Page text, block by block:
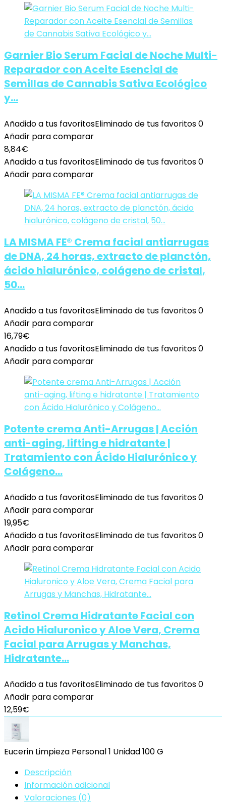
Garnier Bio Serum Facial de Noche Multi-
Reparador con Aceite Esencial de
Semillas de Cannabis Sativa Ecológico
y…
Añadido a tus favoritosEliminado de tus favoritos0
Añadir para comparar
8,84€
Añadido a tus favoritosEliminado de tus favoritos0
Añadir para comparar
LA MISMA FE® Crema facial antiarrugas
de DNA, 24 horas, extracto de planctón,
ácido hialurónico, colágeno de cristal,
50…
Añadido a tus favoritosEliminado de tus favoritos0
Añadir para comparar
16,79€
Añadido a tus favoritosEliminado de tus favoritos0
Añadir para comparar
Potente crema Anti-Arrugas | Acción
anti-aging, lifting e hidratante |
Tratamiento con Ácido Hialurónico y
Colágeno…
Añadido a tus favoritosEliminado de tus favoritos0
Añadir para comparar
19,95€
Añadido a tus favoritosEliminado de tus favoritos0
Añadir para comparar
Retinol Crema Hidratante Facial con
Acido Hialuronico y Aloe Vera, Crema
Facial para Arrugas y Manchas,
Hidratante…
Añadido a tus favoritosEliminado de tus favoritos0
Añadir para comparar
12,59€
Eucerin Limpieza Personal 1 Unidad 100 G
Descripción
Información adicional
Valoraciones (0)